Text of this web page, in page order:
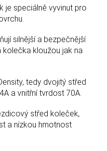
je speciálně vyvinut pro
silnější a bezpečnější
kolečka kloužou jak na
tedy dvojitý střed
a vnitřní tvrdost 70A.
střed koleček,
a nízkou hmotnost